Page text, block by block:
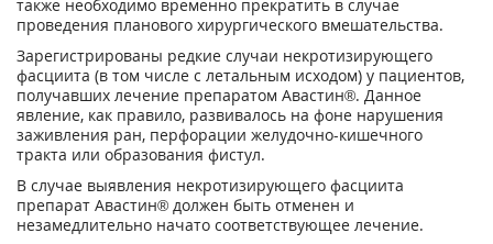
также необходимо временно прекратить в случае
проведения планового хирургического вмешательства.
Зарегистрированы редкие случаи некротизирующего
фасциита (в том числе с летальным исходом) у пациентов,
получавших лечение препаратом Авастин®. Данное
явление, как правило, развивалось на фоне нарушения
заживления ран, перфорации желудочно-кишечного
тракта или образования фистул.
В случае выявления некротизирующего фасциита
препарат Авастин® должен быть отменен и
незамедлительно начато соответствующее лечение.